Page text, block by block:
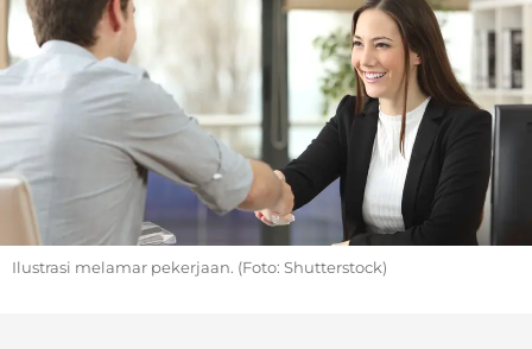
Ilustrasi melamar pekerjaan. (Foto: Shutterstock)